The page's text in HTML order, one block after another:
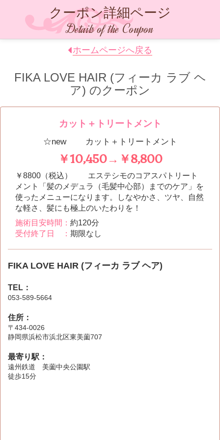
クーポン詳細ページ
Details of the Coupon
ホームページへ戻る
FIKA LOVE HAIR (フィーカ ラブ ヘ
ア) のクーポン
カット＋トリートメント
☆new カット＋トリートメント
￥10,450→￥8,800
￥8800（税込） エステシモのコアスパトリート
メント「髪のメデュラ（毛髪中心部）までのケア」を
使ったメニューになります。しなやかさ、ツヤ、自然
な軽さ、髪にも極上のいたわりを！
施術目安時間： 約120分
受付終了日 ： 期限なし
FIKA LOVE HAIR (フィーカ ラブ ヘア)
TEL：
053-589-5664
住所：
〒434-0026
静岡県浜松市浜北区東美薗707
最寄り駅：
遠州鉄道 美薗中央公園駅
徒歩15分